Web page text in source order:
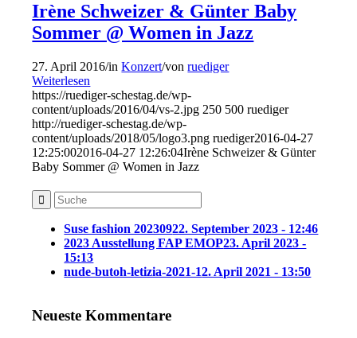
Irène Schweizer & Günter Baby
Sommer @ Women in Jazz
27. April 2016/inKonzert/vonruediger
Weiterlesen
https://ruediger-schestag.de/wp-
content/uploads/2016/04/vs-2.jpg 250 500 ruediger
http://ruediger-schestag.de/wp-
content/uploads/2018/05/logo3.png ruediger2016-04-27
12:25:002016-04-27 12:26:04Irène Schweizer & Günter
Baby Sommer @ Women in Jazz
Suse fashion 20230922. September 2023 - 12:46
2023 Ausstellung FAP EMOP23. April 2023 -
15:13
nude-butoh-letizia-2021-12. April 2021 - 13:50
Neueste Kommentare